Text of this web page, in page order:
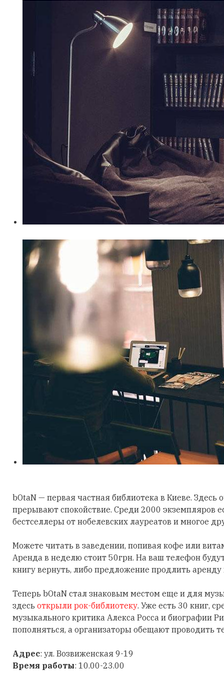
bOtaN — первая частная библиотека в Киеве.
прерывают спокойствие. Среди 2000 экземпляров
бестселлеры от нобелевских лауреатов и многое
Можете читать в заведении, попивая кофе или
Аренда в неделю стоит 50грн. На ваш телефон
книгу вернуть, либо предложение продлить
Теперь bOtaN стал знаковым местом еще и для
здесь открыли рок-библиотеку. Уже есть 30 книг,
музыкального критика Алекса Росса и биографии
пополняться, а организаторы обещают проводить
Адрес: ул. Возвиженская 9-19
Время работы: 10.00-23.00